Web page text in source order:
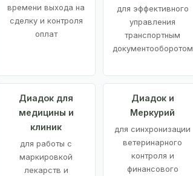
времени выхода на
сделку и контроля
оплат
для эффективного
управления
транспортным
документооборотом
Диадок для
медицины и
клиник
для работы с
маркировкой
лекарств и
Диадок и
Меркурий
для синхронизации
ветеринарного
контроля и
финансового